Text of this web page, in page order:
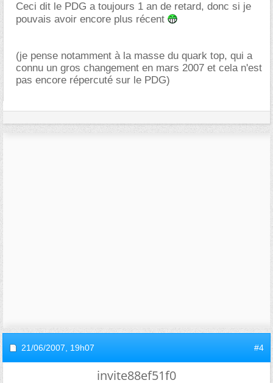
Ceci dit le PDG a toujours 1 an de retard, donc si je
pouvais avoir encore plus récent
(je pense notamment à la masse du quark top, qui a
connu un gros changement en mars 2007 et cela n'est
pas encore répercuté sur le PDG)
21/06/2007, 19h07 #4
invite88ef51f0